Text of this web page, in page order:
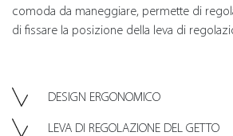
comoda da maneggiare, permette di
di fissare la posizione della leva di
DESIGN ERGONOMICO
LEVA DI REGOLAZIONE DEL GETTO